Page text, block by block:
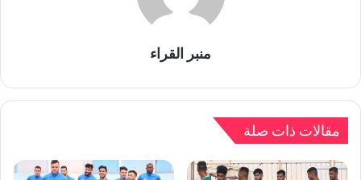
منبر القراء
مقالات ذات صلة